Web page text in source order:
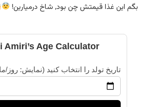
بگم این غذا قیمتش چن بود, شاخ درمیارین!
Amiri’s Age Calculator
تاریخ تولد را انتخاب کنید (نمایش: